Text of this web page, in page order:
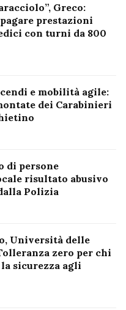
Greco:
prestazioni
con turni da 800
e mobilità agile:
dei Carabinieri
di persone
risultato abusivo
Polizia
Università delle
zero per chi
sicurezza agli